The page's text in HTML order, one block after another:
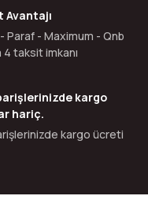
Avantajı
Paraf - Maximum - Qnb
4 taksit imkanı
kargo
hariç.
kargo ücreti